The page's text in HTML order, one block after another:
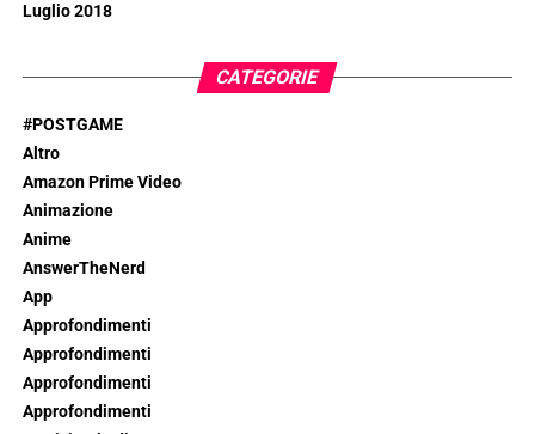
Luglio 2018
CATEGORIE
#POSTGAME
Altro
Amazon Prime Video
Animazione
Anime
AnswerTheNerd
App
Approfondimenti
Approfondimenti
Approfondimenti
Approfondimenti